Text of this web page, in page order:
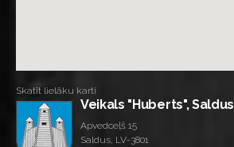
Skatīt lielāku karti
Veikals "Huberts", Saldus
Apvedceļš 15
Saldus, LV-3801